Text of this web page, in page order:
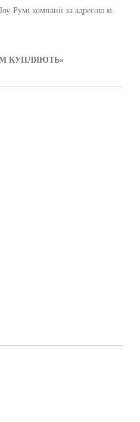
Румі компанії за адресою м.
КУПЛЯЮТЬ»